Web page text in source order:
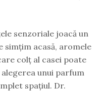
senzoriale joacă un
simțim acasă, aromele
colț al casei poate
unui parfum
spațiul. Dr.